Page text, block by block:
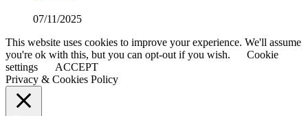
07/11/2025
This website uses cookies to improve your experience. We'll assume
you're ok with this, but you can opt-out if you wish.
Cookie
settings
ACCEPT
Privacy & Cookies Policy